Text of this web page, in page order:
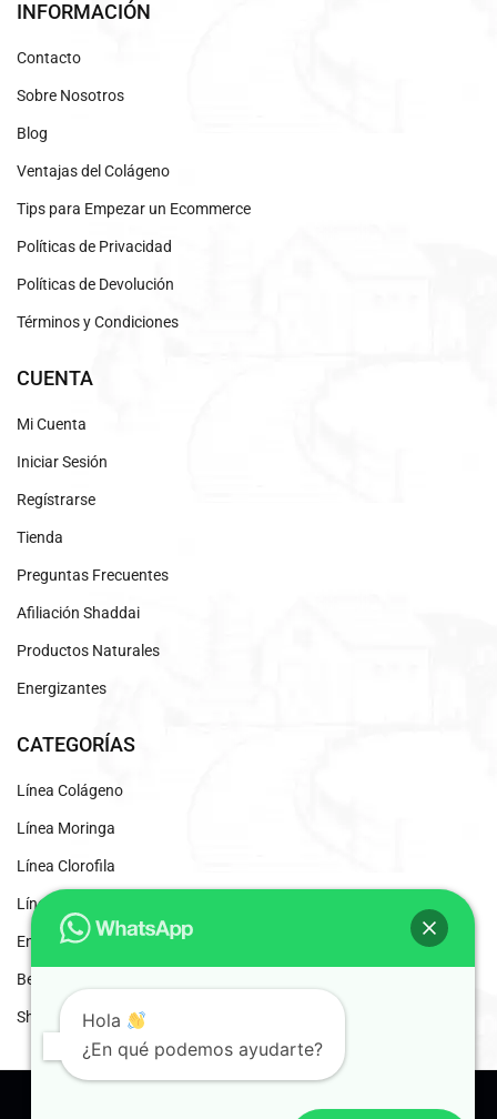
INFORMACIÓN
Contacto
Sobre Nosotros
Blog
Ventajas del Colágeno
Tips para Empezar un Ecommerce
Políticas de Privacidad
Políticas de Devolución
Términos y Condiciones
CUENTA
Mi Cuenta
Iniciar Sesión
Regístrarse
Tienda
Preguntas Frecuentes
Afiliación Shaddai
Productos Naturales
Energizantes
CATEGORÍAS
Línea Colágeno
Línea Moringa
Línea Clorofila
Línea Desintoxicantes
Energizante Natural
Beneficios del Café Liofilizado
Shaddai Inscripción
© 2024 Shaddai. Distribuidores Independientes.
Hola
¿En qué podemos ayudarte?